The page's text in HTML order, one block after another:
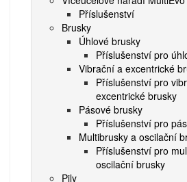
Příslušenství
Brusky
Úhlové brusky
Příslušenství pro
Vibrační a excentrické
Příslušenství pro
excentrické brusky
Pásové brusky
Příslušenství pro
Multibrusky a oscilační
Příslušenství pro
oscilační brusky
Pily